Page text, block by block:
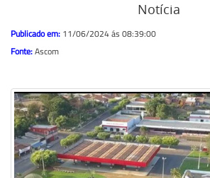
Notícia
Publicado em: 11/06/2024 ás 08:39:00
Fonte:Ascom